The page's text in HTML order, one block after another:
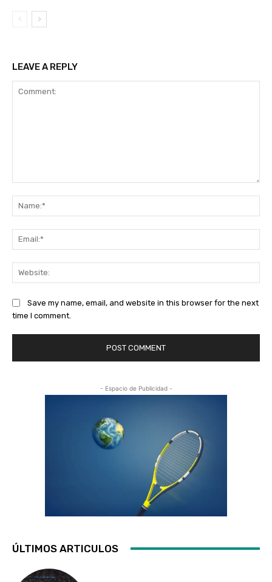
LEAVE A REPLY
Save my name, email, and website in this browser for the next
time I comment.
- Espacio de Publicidad -
ÚLTIMOS ARTICULOS